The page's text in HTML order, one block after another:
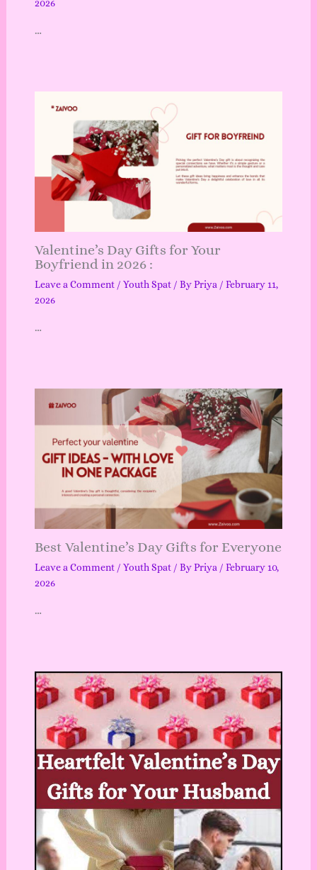
2026
…
Valentine’s Day Gifts for Your
Boyfriend in 2026 :
Leave a Comment / Youth Spat/ ByPriya / February 11,
2026
…
Best Valentine’s Day Gifts for Everyone
Leave a Comment / Youth Spat/ ByPriya / February 10,
2026
…